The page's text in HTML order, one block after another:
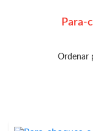
Para-
Ordenar